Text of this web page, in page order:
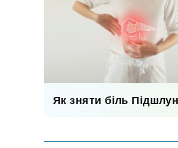
Як зняти біль